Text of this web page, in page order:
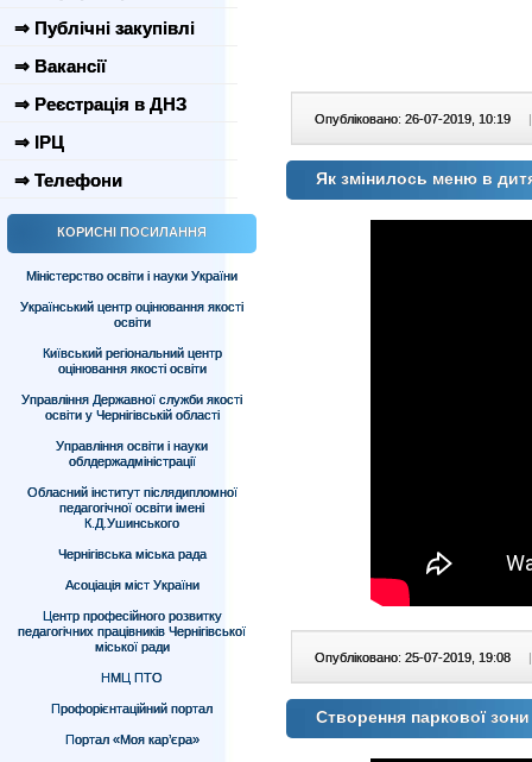
⇒ Публічні закупівлі
⇒ Вакансії
⇒ Реєстрація в ДНЗ
⇒ ІРЦ
⇒ Телефони
КОРИСНІ ПОСИЛАННЯ
Міністерство освіти і науки України
Український центр оцінювання якості
освіти
Київський регіональний центр
оцінювання якості освіти
Управління Державної служби якості
освіти у Чернігівській області
Управління освіти і науки
облдержадміністрації
Обласний інститут післядипломної
педагогічної освіти імені
К.Д.Ушинського
Чернігівська міська рада
Асоціація міст України
Центр професійного розвитку
педагогічних працівників Чернігівської
міської ради
НМЦ ПТО
Профорієнтаційний портал
Портал «Моя кар’єра»
Опубліковано: 26-07-2019, 10:19 |
Як змінилось меню в
Опубліковано: 25-07-2019, 19:08 |
Створення паркової